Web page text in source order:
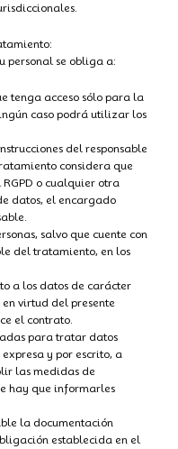
personal se obliga a:
tenga acceso sólo para la
caso podrá utilizar los
del responsable
considera que
o cualquier otra
datos, el encargado
salvo que cuente con
del tratamiento, en los
a los datos de carácter
virtud del presente
el contrato.
para tratar datos
y por escrito, a
las medidas de
hay que informarles
la documentación
establecida en el